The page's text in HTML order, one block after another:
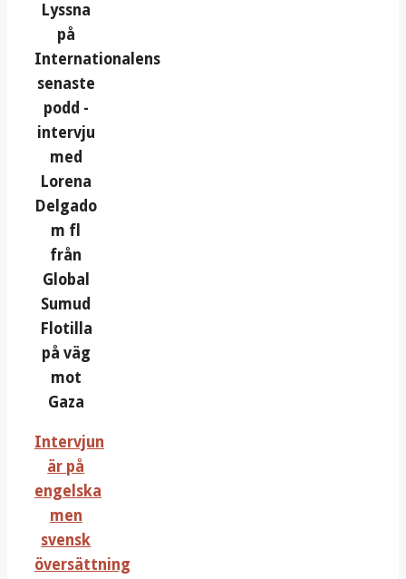
Lyssna
på
Internationalens
senaste
podd -
intervju
med
Lorena
Delgado
m fl
från
Global
Sumud
Flotilla
på väg
mot
Gaza
Intervjun
är på
engelska
men
svensk
översättning